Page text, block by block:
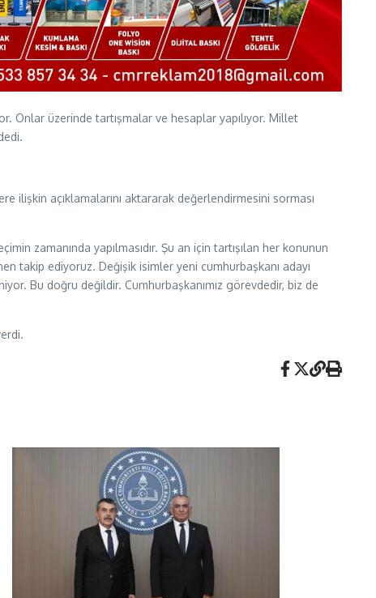
Onlar üzerinde tartışmalar ve hesaplar yapılıyor. Millet
ilişkin açıklamalarını aktararak değerlendirmesini sorması
zamanında yapılmasıdır. Şu an için tartışılan her konunun
takip ediyoruz. Değişik isimler yeni cumhurbaşkanı adayı
Bu doğru değildir. Cumhurbaşkanımız görevdedir, biz de